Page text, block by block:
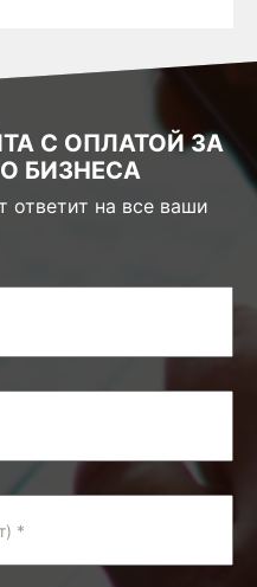
С ОПЛАТОЙ ЗА
БИЗНЕСА
ответит на все ваши
*